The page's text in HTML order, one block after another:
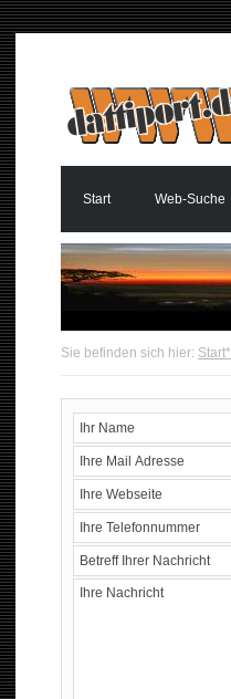
Start Web-Suche
Sie befinden sich hier: Start*